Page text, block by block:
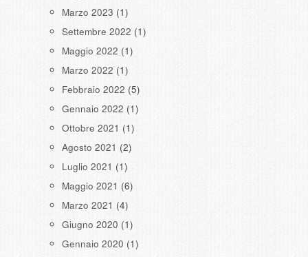
Marzo 2023 (1)
Settembre 2022 (1)
Maggio 2022 (1)
Marzo 2022 (1)
Febbraio 2022 (5)
Gennaio 2022 (1)
Ottobre 2021 (1)
Agosto 2021 (2)
Luglio 2021 (1)
Maggio 2021 (6)
Marzo 2021 (4)
Giugno 2020 (1)
Gennaio 2020 (1)